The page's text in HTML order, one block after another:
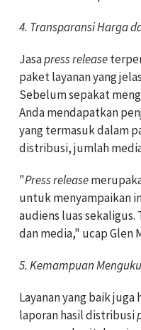
4. Transparansi Harga
Jasapress release
paket layanan yang
Sebelum sepakat
Anda mendapatkan
yang termasuk dalam
distribusi, jumlah
"Press release
untuk menyampaikan
audiens luas
dan media," ucap Glen
5. Kemampuan
Layanan yang baik
laporan hasil distribusi